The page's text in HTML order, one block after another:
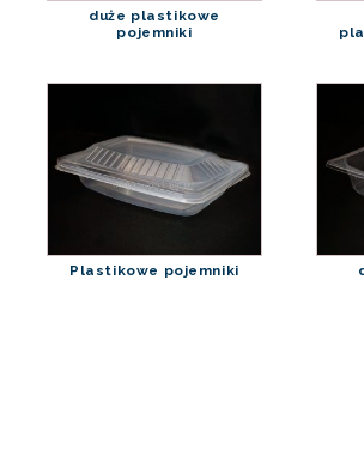
duże plastikowe
pojemniki
Plastikowe pojemniki